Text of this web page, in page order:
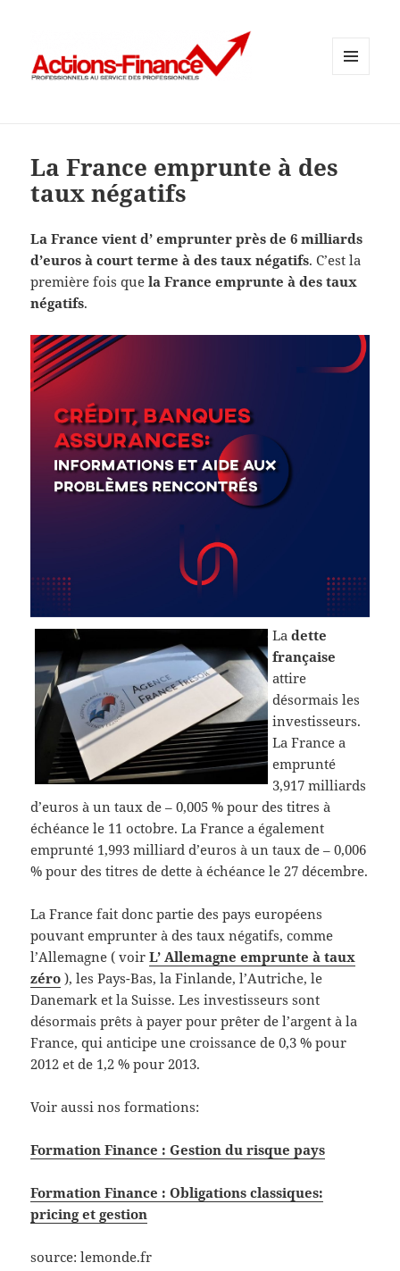
La France emprunte à des
taux négatifs
La France vient d’ emprunter près de 6 milliards
d’euros à court terme à des taux négatifs. C’est la
première fois que la France emprunte à des taux
négatifs.
La dette
française
attire
désormais les
investisseurs.
La France a
emprunté
3,917 milliards
d’euros à un taux de – 0,005 % pour des titres à
échéance le 11 octobre. La France a également
emprunté 1,993 milliard d’euros à un taux de – 0,006
% pour des titres de dette à échéance le 27 décembre.
La France fait donc partie des pays européens
pouvant emprunter à des taux négatifs, comme
l’Allemagne ( voirL’ Allemagne emprunte à taux
zéro ), les Pays-Bas, la Finlande, l’Autriche, le
Danemark et la Suisse. Les investisseurs sont
désormais prêts à payer pour prêter de l’argent à la
France, qui anticipe une croissance de 0,3 % pour
2012 et de 1,2 % pour 2013.
Voir aussi nos formations:
Formation Finance : Gestion du risque pays
Formation Finance : Obligations classiques:
pricing et gestion
source: lemonde.fr